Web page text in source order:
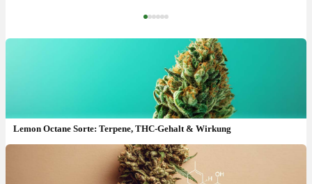
Lemon Octane Sorte: Terpene, THC-Gehalt & Wirkung